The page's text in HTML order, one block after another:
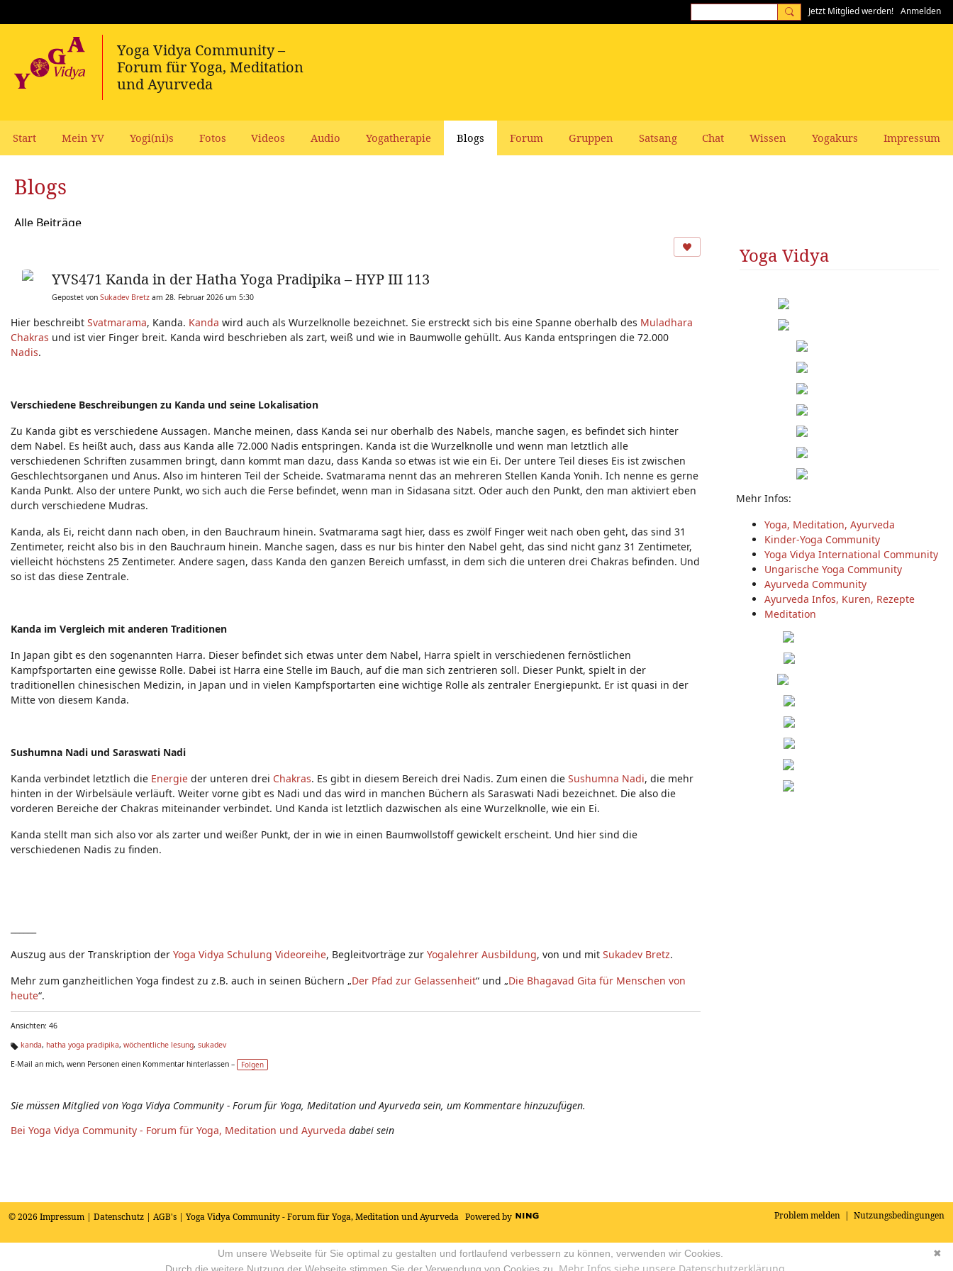
Jetzt Mitglied werden! Anmelden
Start Mein YV Yogi(ni)s Fotos Videos Audio Yogatherapie Blogs Forum Gruppen Satsang Chat Wissen Yogakurs Impressum
Blogs
Alle Beiträge
YVS471 Kanda in der Hatha Yoga Pradipika – HYP III 113
Gepostet von Sukadev Bretz am 28. Februar 2026 um 5:30
Hier beschreibt Svatmarama, Kanda. Kanda wird auch als Wurzelknolle bezeichnet. Sie erstreckt sich bis eine Spanne oberhalb des Muladhara
Chakras und ist vier Finger breit. Kanda wird beschrieben als zart, weiß und wie in Baumwolle gehüllt. Aus Kanda entspringen die 72.000
Nadis.
Verschiedene Beschreibungen zu Kanda und seine Lokalisation
Zu Kanda gibt es verschiedene Aussagen. Manche meinen, dass Kanda sei nur oberhalb des Nabels, manche sagen, es befindet sich hinter
dem Nabel. Es heißt auch, dass aus Kanda alle 72.000 Nadis entspringen. Kanda ist die Wurzelknolle und wenn man letztlich alle
verschiedenen Schriften zusammen bringt, dann kommt man dazu, dass Kanda so etwas ist wie ein Ei. Der untere Teil dieses Eis ist zwischen
Geschlechtsorganen und Anus. Also im hinteren Teil der Scheide. Svatmarama nennt das an mehreren Stellen Kanda Yonih. Ich nenne es gerne
Kanda Punkt. Also der untere Punkt, wo sich auch die Ferse befindet, wenn man in Sidasana sitzt. Oder auch den Punkt, den man aktiviert eben
durch verschiedene Mudras.
Kanda, als Ei, reicht dann nach oben, in den Bauchraum hinein. Svatmarama sagt hier, dass es zwölf Finger weit nach oben geht, das sind 31
Zentimeter, reicht also bis in den Bauchraum hinein. Manche sagen, dass es nur bis hinter den Nabel geht, das sind nicht ganz 31 Zentimeter,
vielleicht höchstens 25 Zentimeter. Andere sagen, dass Kanda den ganzen Bereich umfasst, in dem sich die unteren drei Chakras befinden. Und
so ist das diese Zentrale.
Kanda im Vergleich mit anderen Traditionen
In Japan gibt es den sogenannten Harra. Dieser befindet sich etwas unter dem Nabel, Harra spielt in verschiedenen fernöstlichen
Kampfsportarten eine gewisse Rolle. Dabei ist Harra eine Stelle im Bauch, auf die man sich zentrieren soll. Dieser Punkt, spielt in der
traditionellen chinesischen Medizin, in Japan und in vielen Kampfsportarten eine wichtige Rolle als zentraler Energiepunkt. Er ist quasi in der
Mitte von diesem Kanda.
Sushumna Nadi und Saraswati Nadi
Kanda verbindet letztlich die Energie der unteren drei Chakras. Es gibt in diesem Bereich drei Nadis. Zum einen die Sushumna Nadi, die mehr
hinten in der Wirbelsäule verläuft. Weiter vorne gibt es Nadi und das wird in manchen Büchern als Saraswati Nadi bezeichnet. Die also die
vorderen Bereiche der Chakras miteinander verbindet. Und Kanda ist letztlich dazwischen als eine Wurzelknolle, wie ein Ei.
Kanda stellt man sich also vor als zarter und weißer Punkt, der in wie in einen Baumwollstoff gewickelt erscheint. Und hier sind die
verschiedenen Nadis zu finden.
Auszug aus der Transkription der Yoga Vidya Schulung Videoreihe, Begleitvorträge zur Yogalehrer Ausbildung, von und mit Sukadev Bretz.
Mehr zum ganzheitlichen Yoga findest zu z.B. auch in seinen Büchern „Der Pfad zur Gelassenheit“ und „Die Bhagavad Gita für Menschen von
heute“.
Ansichten: 46
g
kanda, hatha yoga pradipika, wöchentliche lesung, sukadev
E-Mail an mich, wenn Personen einen Kommentar hinterlassen –
Folgen
Sie müssen Mitglied von Yoga Vidya Community - Forum für Yoga, Meditation und Ayurveda sein, um Kommentare hinzuzufügen.
Bei Yoga Vidya Community - Forum für Yoga, Meditation und Ayurveda dabei sein
Yoga Vidya
Mehr Infos:
Yoga, Meditation, Ayurveda
Kinder-Yoga Community
Yoga Vidya International Community
Ungarische Yoga Community
Ayurveda Community
Ayurveda Infos, Kuren, Rezepte
Meditation
Problem melden | Nutzungsbedingungen
© 2026 Impressum | Datenschutz | AGB's | Yoga Vidya Community - Forum für Yoga, Meditation und Ayurveda Powered by
✖
Um unsere Webseite für Sie optimal zu gestalten und fortlaufend verbessern zu können, verwenden wir Cookies.